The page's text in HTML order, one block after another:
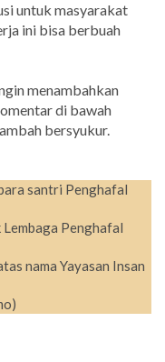
untuk masyarakat
ini bisa berbuah
menambahkan
di bawah
bersyukur.
santri Penghafal
Penghafal
nama Yayasan Insan